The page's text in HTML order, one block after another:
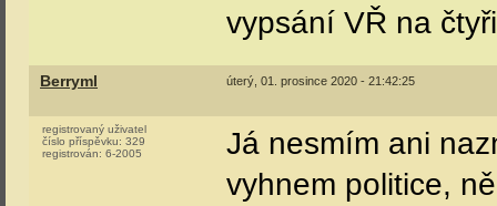
vypsání VŘ na
Berryml úterý, 01. prosince 2020 - 21:42:25
registrovaný uživatel
číslo příspěvku: 329
registrován: 6-2005
Já nesmím ani
vyhnem politice,